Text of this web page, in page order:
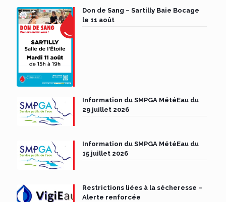
Don de Sang – Sartilly Baie Bocage
le 11 août
Information du SMPGA MétéEau du
29 juillet 2026
Information du SMPGA MétéEau du
15 juillet 2026
Restrictions liées à la sécheresse –
Alerte renforcée